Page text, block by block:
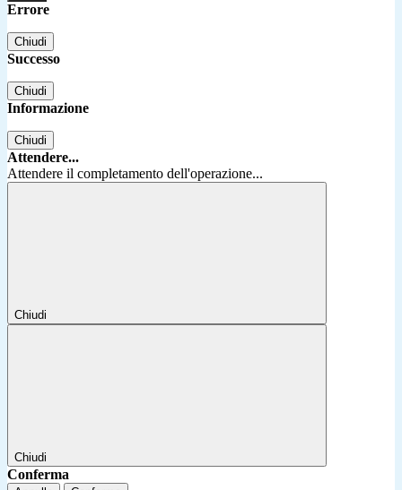
Errore
Chiudi
Successo
Chiudi
Informazione
Chiudi
Attendere...
Attendere il completamento dell'operazione...
Chiudi
Chiudi
Conferma